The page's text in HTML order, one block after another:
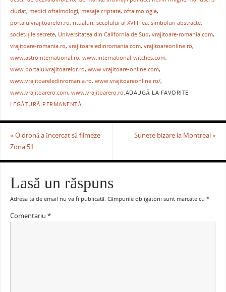
e
b
o
o
k
er l e
st
s
A
p
p
je
a
ză
ciudat, medici oftalmologi, mesaje criptate, oftalmologie,
portalulvrajitoarelor.ro, ritualuri, secolului al XVIII-lea, simboluri abstracte,
societățile secrete, Universitatea din California de Sud, vrajitoare-romania.com,
vrajitoare-romania.ro, vrajitoareledinromania.com, vrajitoareonline.ro,
www.astrointernational.ro, www.international-witches.com,
www.portalulvrajitoarelor.ro, www.vrajitoare-online.com,
www.vrajitoareledinromania.ro, www.vrajitoareonline.ro/,
www.vrajitoarero.com, www.vrajitoarero.ro ADAUGĂ LA FAVORITE
LEGĂTURĂ PERMANENTĂ
« O dronă a încercat să filmeze
Zona 51
Sunete bizare la Montreal»
Lasă un răspuns
Adresa ta de email nu va fi publicată. Câmpurile obligatorii sunt marcate cu *
Comentariu *